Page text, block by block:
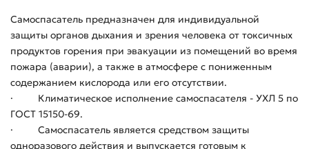
Самоспасатель предназначен для индивидуальной
защиты органов дыхания и зрения человека от токсичных
продуктов горения при эвакуации из помещений во время
пожара (аварии), а также в атмосфере с пониженным
содержанием кислорода или его отсутствии.
· Климатическое исполнение самоспасателя - УХЛ 5 по
ГОСТ 15150-69.
· Самоспасатель является средством защиты
одноразового действия и выпускается готовым к